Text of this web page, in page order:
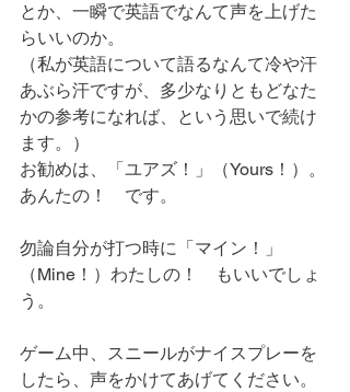
とか、一瞬で英語でなんて声を上げた
らいいのか。
（私が英語について語るなんて冷や汗
あぶら汗ですが、多少なりともどなた
かの参考になれば、という思いで続け
ます。）
お勧めは、「ユアズ！」（Yours！）。
あんたの！　です。
勿論自分が打つ時に「マイン！」
（Mine！）わたしの！　もいいでしょ
う。
ゲーム中、スニールがナイスプレーを
したら、声をかけてあげてください。